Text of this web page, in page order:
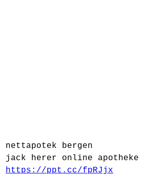
nettapotek bergen
jack herer online apotheke
https://ppt.cc/fpRJjx